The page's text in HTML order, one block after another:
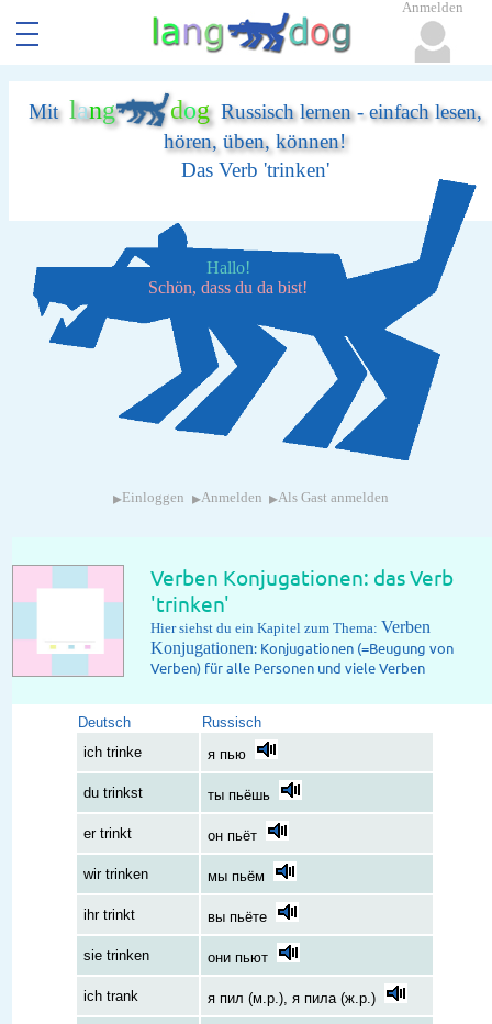
Mit lang dogRussisch lernen - einfach lesen,
hören, üben, können!
Das Verb 'trinken'
Hallo!
Schön, dass du da bist!
▸ Einloggen ▸Anmelden ▸Als Gast anmelden
Verben Konjugationen: das Verb
'trinken'
Hier siehst du ein Kapitel zum Thema: Verben
Konjugationen: Konjugationen (=Beugung von
Verben) für alle Personen und viele Verben
Deutsch
Russisch
ich trinke
я пью
du trinkst ты пьёшь
er trinkt он пьёт
wir trinken мы пьём
ihr trinkt вы пьёте
sie trinken они пьют
ich trank я пил (м.р.), я пила (ж.р.)
Anmelden